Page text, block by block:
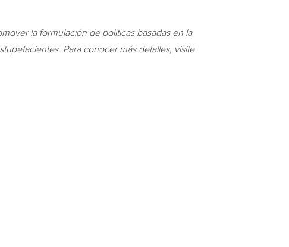
la formulación de políticas basadas en la
Para conocer más detalles, visite